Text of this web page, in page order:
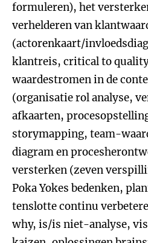
formuleren), het
verhelderen van
(actorenkaart/
klantreis, critical to
waardestromen in de
(organisatie rol analyse,
afkaarten,
storymapping, team-
diagram en
versterken (zeven
Poka Yokes bedenken,
tenslotte continu
why, is/is niet-analyse,